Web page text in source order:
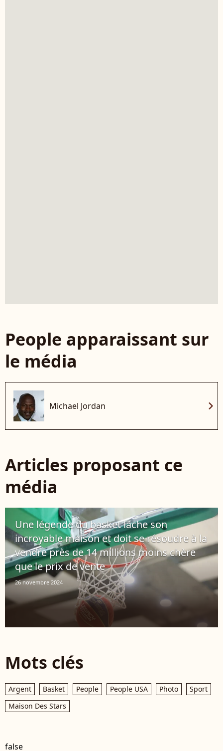
People apparaissant sur
le média
Michael Jordan chevron_right
Articles proposant ce
média
Une légende du basket lâche son
incroyable maison et doit se résoudre à la
vendre près de 14 millions moins chère
que le prix de vente
26 novembre 2024
Mots clés
Argent Basket People People USA Photo
Sport
Maison Des Stars
false